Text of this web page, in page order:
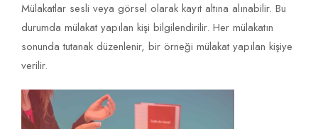
Mülakatlar sesli veya görsel olarak kayıt altına alınabilir. Bu
durumda mülakat yapılan kişi bilgilendirilir. Her mülakatın
sonunda tutanak düzenlenir, bir örneği mülakat yapılan kişiye
verilir.